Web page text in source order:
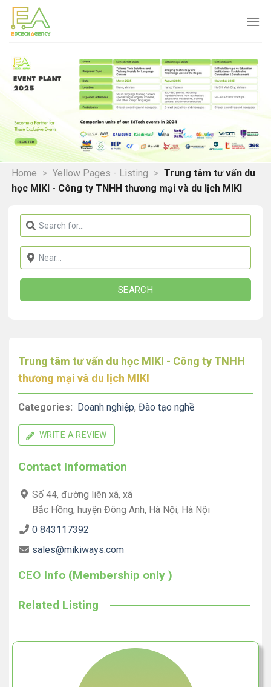
Skip
content
Home > Yellow Pages - Listing > Trung tâm tư vấn du
học MIKI - Công ty TNHH thương mại và du lịch MIKI
SEARCH
Trung tâm tư vấn du học MIKI - Công ty TNHH
thương mại và du lịch MIKI
Categories: Doanh nghiệp, Đào tạo nghề
WRITE A REVIEW
Contact Information
Số 44, đường liên xã, xã
Bắc Hồng, huyện Đông Anh, Hà Nội, Hà Nội
0 843117392
sales@mikiways.com
CEO Info (Membership only )
Related Listing